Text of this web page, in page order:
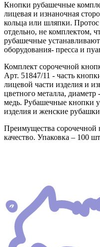
Кнопки рубашечные
лицевая и изнаночная
кольца или шляпки. Протос
отдельно, не комплектом,
рубашечные
оборудования- пресса и
Комплект сорочечной
Арт. 51847/11 - часть
лицевой части изделия и
цветного металла,
медь. Рубашечные кнопки
изделия и женские
Преимущества сорочечной
качество. Упаковка – 100